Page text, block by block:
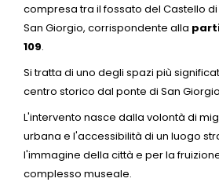
compresa tra il fossato del Castello di
San Giorgio, corrispondente alla
109.
Si tratta di uno degli spazi più
centro storico dal ponte di San
L'intervento nasce dalla volontà di
urbana e l'accessibilità di un luogo
l'immagine della città e per la
complesso museale.